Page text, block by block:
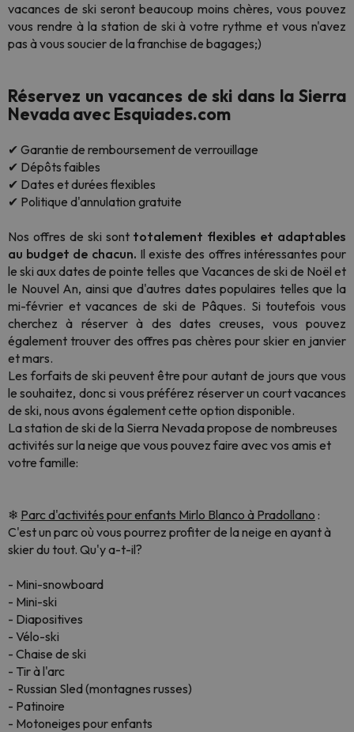
vacances de ski seront beaucoup moins chères, vous pouvez
vous rendre à la station de ski à votre rythme et vous n'avez
pas à vous soucier de la franchise de bagages;)
Réservez un vacances de ski dans la Sierra
Nevada avec Esquiades.com
✔ Garantie de remboursement de verrouillage
✔ Dépôts faibles
✔ Dates et durées flexibles
✔ Politique d'annulation gratuite
Nos offres de ski sont totalement flexibles et adaptables
au budget de chacun. Il existe des offres intéressantes pour
le ski aux dates de pointe telles que Vacances de ski de Noël et
le Nouvel An, ainsi que d'autres dates populaires telles que la
mi-février et vacances de ski de Pâques. Si toutefois vous
cherchez à réserver à des dates creuses, vous pouvez
également trouver des offres pas chères pour skier en janvier
et mars.
Les forfaits de ski peuvent être pour autant de jours que vous
le souhaitez, donc si vous préférez réserver un court vacances
de ski, nous avons également cette option disponible.
La station de ski de la Sierra Nevada propose de nombreuses
activités sur la neige que vous pouvez faire avec vos amis et
votre famille:
❄ Parc d'activités pour enfants Mirlo Blanco à Pradollano :
C'est un parc où vous pourrez profiter de la neige en ayant à
skier du tout. Qu'y a-t-il?
- Mini-snowboard
- Mini-ski
- Diapositives
- Vélo-ski
- Chaise de ski
- Tir à l'arc
- Russian Sled (montagnes russes)
- Patinoire
- Motoneiges pour enfants